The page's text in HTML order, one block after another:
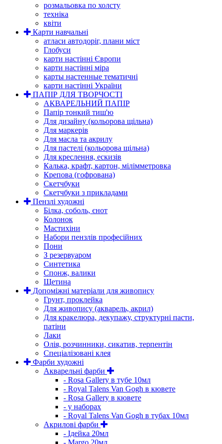
розмальовка по холсту
техніка
квіти
Карти навчальні
атласи автодоріг, плани міст
Глобуси
карти настінні Європи
карти настінні міра
карты настенные тематичні
карти настінні України
ПАПІР ДЛЯ ТВОРЧОСТІ
АКВАРЕЛЬНИЙ ПАПІР
Папір тонкий тиш'ю
Для дизайну (кольорова щільна)
Для маркерів
Для масла та акрилу
Для пастелі (кольорова щільна)
Для креслення, ескизів
Калька, крафт, картон, мілімметровка
Крепова (гофрована)
Скетчбуки
Скетчбуки з прикладами
Пензлі художні
Білка, соболь, єнот
Колонок
Мастихіни
Набори пензлів професійних
Пони
З резервуаром
Синтетика
Спонж, валики
Щетина
Допоміжні матеріали для живопису
Грунт, проклейка
Для живопису (акварель, акрил)
Для кракелюра, декупажу, структурні пасти,
патіни
Лаки
Олія, розчинники, сикатив, терпентін
Спеціалізовані клея
Фарби художні
Акварельні фарби
- Rosa Gallery в тубе 10мл
- Royal Talens Van Gogh в кювете
- Rosa Gallery в кювете
- у наборах
- Royal Talens Van Gogh в тубах 10мл
Акрилові фарби
- Ідейка 20мл
- Margo 20мл